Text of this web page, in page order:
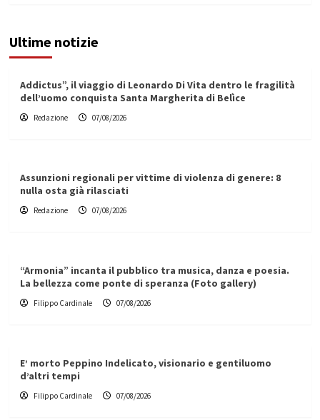
Ultime notizie
Addictus”, il viaggio di Leonardo Di Vita dentro le fragilità
dell’uomo conquista Santa Margherita di Belìce
Redazione 07/08/2026
Assunzioni regionali per vittime di violenza di genere: 8
nulla osta già rilasciati
Redazione 07/08/2026
“Armonia” incanta il pubblico tra musica, danza e poesia.
La bellezza come ponte di speranza (Foto gallery)
Filippo Cardinale 07/08/2026
E’ morto Peppino Indelicato, visionario e gentiluomo
d’altri tempi
Filippo Cardinale 07/08/2026